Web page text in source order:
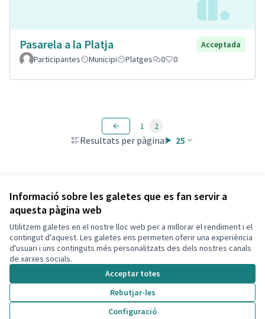
Informació sobre les galetes que es fan servir a
aquesta pàgina web
Utilitzem galetes en el nostre lloc web per a millorar el rendiment i el
contingut d'aquest. Les galetes ens permeten oferir una experiència
d'usuari i uns continguts més personalitzats des dels nostres canals
de xarxes socials.
Acceptar totes
Rebutjar-les
Configuració
Pasarela a la Platja
Acceptada
Participantes
Municipi Platges 0 0
Resultats per pàgina: 25
1 2
Veure totes les propostes retirades
Termes i condicions d'ús
Configuració de les galetes
Decidim Calafell a X
(Enllaç extern)
Decidim Calafell a Facebook
Decidim Calafell a YouTube
Decidim Calafell a GitHub
(Enllaç extern)
Amb
(Enllaç